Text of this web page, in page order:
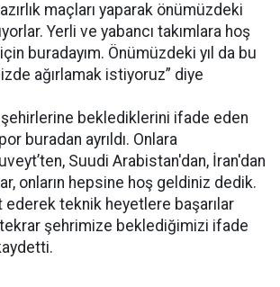
maçları yaparak önümüzdeki
Yerli ve yabancı takımlara hoş
buradayım. Önümüzdeki yıl da bu
ağırlamak istiyoruz” diye
şehirlerine beklediklerini ifade eden
buradan ayrıldı. Onlara
Suudi Arabistan'dan, İran'dan
onların hepsine hoş geldiniz dedik.
ederek teknik heyetlere başarılar
şehrimize beklediğimizi ifade